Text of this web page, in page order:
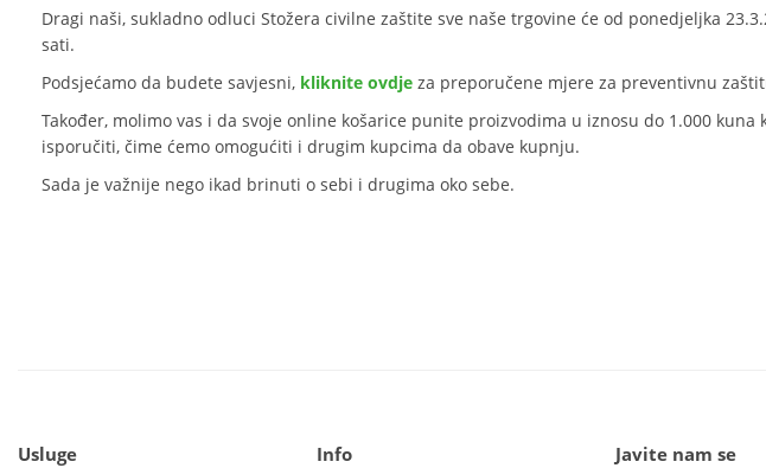
Dragi naši, sukladno odluci Stožera civilne zaštite sve naše trgovine će od ponedjeljka
sati.
Podsjećamo da budete savjesni, kliknite ovdje za preporučene mjere za preventivnu
Također, molimo vas i da svoje online košarice punite proizvodima u iznosu do 1.000 kuna
isporučiti, čime ćemo omogućiti i drugim kupcima da obave kupnju.
Sada je važnije nego ikad brinuti o sebi i drugima oko sebe.
Usluge
Info
Javite nam se